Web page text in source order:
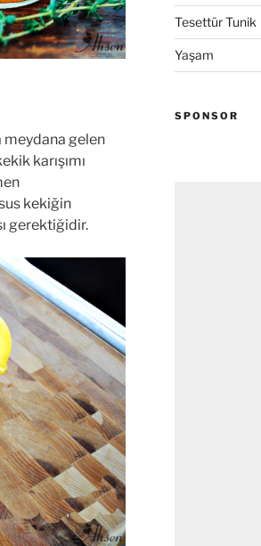
meydana gelen
karışımı
kekiğin
gerektiğidir.
Tesettür Tunik
Yaşam
SPONSOR